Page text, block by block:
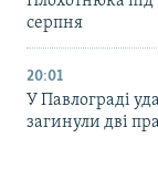
серпня
20:01
У Павлограді
загинули дві